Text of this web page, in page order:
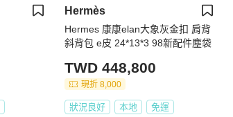
Hermès
Hermes 康康elan大象灰金扣 肩背
斜背包 e皮 24*13*3 98新配件塵袋
TWD 448,800
現折 8,000
狀況良好 本地 免運